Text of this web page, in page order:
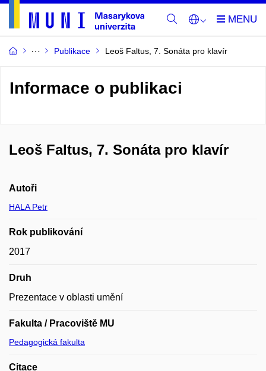
Publikace Leoš Faltus, 7. Sonáta pro klavír
Informace o publikaci
Leoš Faltus, 7. Sonáta pro klavír
Autoři
HALA Petr
Rok publikování
2017
Druh
Prezentace v oblasti umění
Fakulta / Pracoviště MU
Pedagogická fakulta
Citace